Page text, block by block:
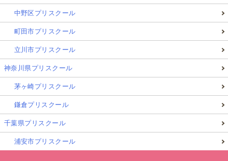
中野区プリスクール
町田市プリスクール
立川市プリスクール
神奈川県プリスクール
茅ヶ崎プリスクール
鎌倉プリスクール
千葉県プリスクール
浦安市プリスクール